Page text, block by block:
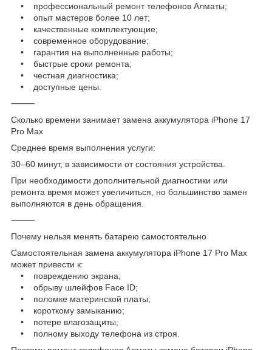
• профессиональный ремонт телефонов Алматы;
• опыт мастеров более 10 лет;
• качественные комплектующие;
• современное оборудование;
• гарантия на выполненные работы;
• быстрые сроки ремонта;
• честная диагностика;
• доступные цены.
⸻
Сколько времени занимает замена аккумулятора iPhone 17
Pro Max
Среднее время выполнения услуги:
30–60 минут, в зависимости от состояния устройства.
При необходимости дополнительной диагностики или
ремонта время может увеличиться, но большинство замен
выполняются в день обращения.
⸻
Почему нельзя менять батарею самостоятельно
Самостоятельная замена аккумулятора iPhone 17 Pro Max
может привести к:
• повреждению экрана;
• обрыву шлейфов Face ID;
• поломке материнской платы;
• короткому замыканию;
• потере влагозащиты;
• полному выходу телефона из строя.